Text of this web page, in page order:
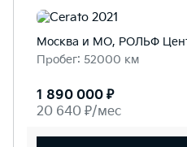
Москва и МО, РОЛЬФ
Пробег: 52000 км
1 890 000 ₽
20 640 ₽/мес